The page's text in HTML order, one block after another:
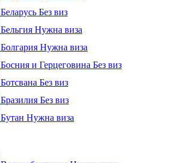
Беларусь Без виз
Бельгия Нужна виза
Болгария Нужна виза
Босния и Герцеговина Без виз
Ботсвана Без виз
Бразилия Без виз
Бутан Нужна виза